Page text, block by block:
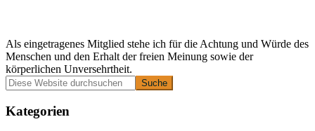
Als eingetragenes Mitglied stehe ich für die Achtung und Würde des
Menschen und den Erhalt der freien Meinung sowie der
körperlichen Unversehrtheit.
Primäre
Seitenleiste
Diese
Website
durchsuchen
Kategorien